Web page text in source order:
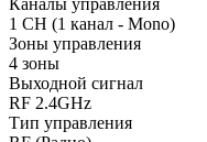
1 CH (1 канал - Mono)
Зоны управления
4 зоны
Выходной сигнал
RF 2.4GHz
Тип управления